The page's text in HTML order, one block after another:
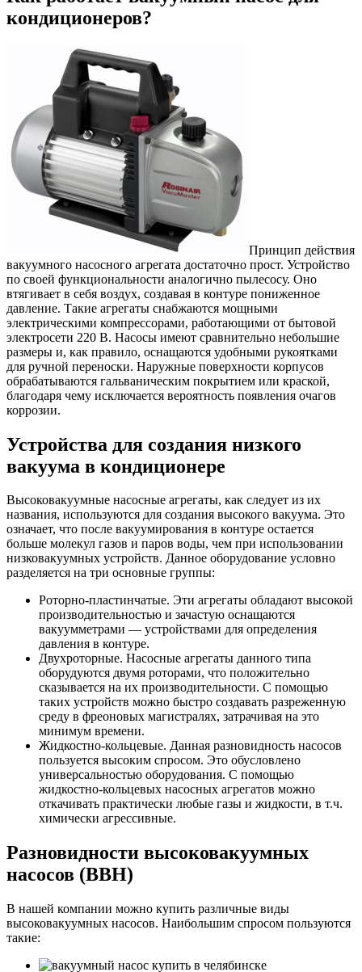
кондиционеров?
Принцип действия
вакуумного насосного агрегата достаточно прост. Устройство
по своей функциональности аналогично пылесосу. Оно
втягивает в себя воздух, создавая в контуре пониженное
давление. Такие агрегаты снабжаются мощными
электрическими компрессорами, работающими от бытовой
электросети 220 В. Насосы имеют сравнительно небольшие
размеры и, как правило, оснащаются удобными рукоятками
для ручной переноски. Наружные поверхности корпусов
обрабатываются гальваническим покрытием или краской,
благодаря чему исключается вероятность появления очагов
коррозии.
Устройства для создания низкого
вакуума в кондиционере
Высоковакуумные насосные агрегаты, как следует из их
названия, используются для создания высокого вакуума. Это
означает, что после вакуумирования в контуре остается
больше молекул газов и паров воды, чем при использовании
низковакуумных устройств. Данное оборудование условно
разделяется на три основные группы:
Роторно-пластинчатые. Эти агрегаты обладают высокой
производительностью и зачастую оснащаются
вакуумметрами — устройствами для определения
давления в контуре.
Двухроторные. Насосные агрегаты данного типа
оборудуются двумя роторами, что положительно
сказывается на их производительности. С помощью
таких устройств можно быстро создавать разреженную
среду в фреоновых магистралях, затрачивая на это
минимум времени.
Жидкостно-кольцевые. Данная разновидность насосов
пользуется высоким спросом. Это обусловлено
универсальностью оборудования. С помощью
жидкостно-кольцевых насосных агрегатов можно
откачивать практически любые газы и жидкости, в т.ч.
химически агрессивные.
Разновидности высоковакуумных
насосов (ВВН)
В нашей компании можно купить различные виды
высоковакуумных насосов. Наибольшим спросом пользуются
такие: